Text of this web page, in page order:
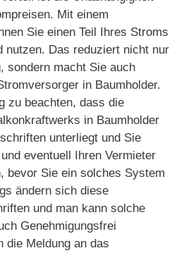
Mit einem
Sie einen Teil Ihres Stroms
nutzen. Das reduziert nicht nur
sondern macht Sie auch
in Baumholder.
zu beachten, dass die
in Baumholder
unterliegt und Sie
eventuell Ihren Vermieter
bevor Sie ein solches System
ändern sich diese
und man kann solche
Genehmigungsfrei
die Meldung an das